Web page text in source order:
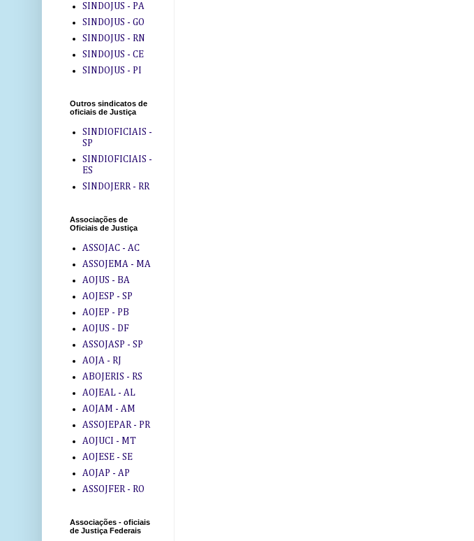
SINDOJUS - PA
SINDOJUS - GO
SINDOJUS - RN
SINDOJUS - CE
SINDOJUS - PI
Outros sindicatos de
oficiais de Justiça
SINDIOFICIAIS -
SP
SINDIOFICIAIS -
ES
SINDOJERR - RR
Associações de
Oficiais de Justiça
ASSOJAC - AC
ASSOJEMA - MA
AOJUS - BA
AOJESP - SP
AOJEP - PB
AOJUS - DF
ASSOJASP - SP
AOJA - RJ
ABOJERIS - RS
AOJEAL - AL
AOJAM - AM
ASSOJEPAR - PR
AOJUCI - MT
AOJESE - SE
AOJAP - AP
ASSOJFER - RO
Associações - oficiais
de Justiça Federais